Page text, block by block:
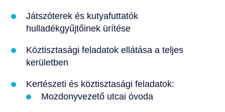
Játszóterek és kutyafuttatók
hulladékgyűjtőinek ürítése
Köztisztasági feladatok ellátása a teljes
kerületben
Kertészeti és köztisztasági feladatok:
Mozdonyvezető utcai óvoda